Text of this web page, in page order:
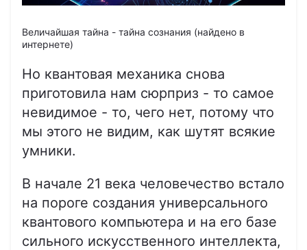
Величайшая тайна - тайна сознания (найдено в
интернете)
Но квантовая механика снова
приготовила нам сюрприз - то самое
невидимое - то, чего нет, потому что
мы этого не видим, как шутят всякие
умники.
В начале 21 века человечество встало
на пороге создания универсального
квантового компьютера и на его базе
сильного искусственного интеллекта,